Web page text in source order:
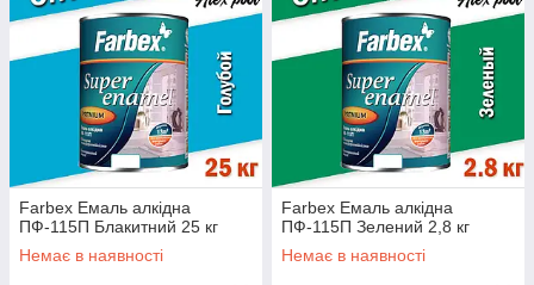
Farbex Емаль алкідна
ПФ-115П Блакитний 25 кг
Немає в наявності
Farbex Емаль алкідна
ПФ-115П Зелений 2,8 кг
Немає в наявності